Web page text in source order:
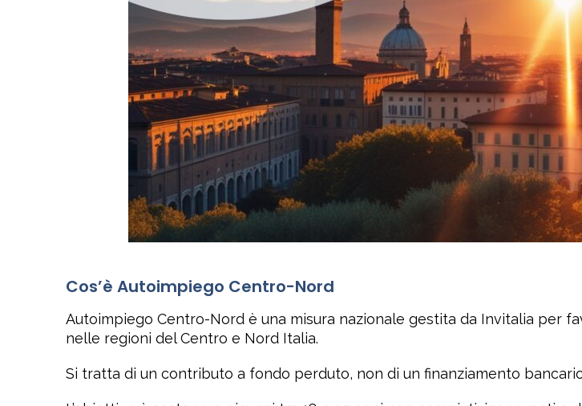
Cos’è Autoimpiego Centro-Nord
Autoimpiego Centro-Nord è una misura nazionale gestita da Invitalia per
nelle regioni del Centro e Nord Italia.
Si tratta di un contributo a fondo perduto, non di un finanziamento